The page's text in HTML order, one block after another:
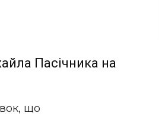
Пасічника на
що